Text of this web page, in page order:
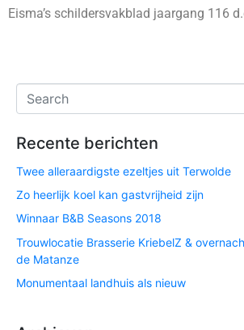
Eisma’s schildersvakblad jaargang 116
Recente berichten
Twee alleraardigste ezeltjes uit Terwolde
Zo heerlijk koel kan gastvrijheid zijn
Winnaar B&B Seasons 2018
Trouwlocatie Brasserie KriebelZ &
de Matanze
Monumentaal landhuis als nieuw